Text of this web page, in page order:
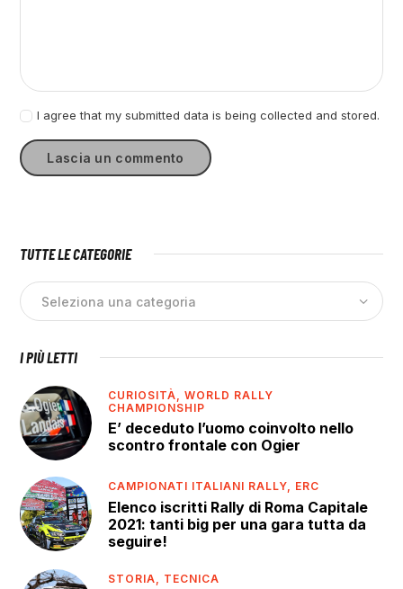
I agree that my submitted data is being collected and stored.
TUTTE LE CATEGORIE
I PIÙ LETTI
CURIOSITÀ,WORLD RALLY
CHAMPIONSHIP
E’ deceduto l’uomo coinvolto nello
scontro frontale con Ogier
CAMPIONATI ITALIANI RALLY, ERC
Elenco iscritti Rally di Roma Capitale
2021: tanti big per una gara tutta da
seguire!
STORIA, TECNICA